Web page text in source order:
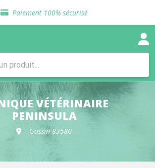
Paiement 100% sécurisé
gratuite en clinique vétérinaire
de croquettes vétérinaire
gratuite en clinique vétérinaire
Retour gratuit en clinique
de croquettes vétérinaire
VÉTÉRINAIRE
PENINSULA
Gassin 83580